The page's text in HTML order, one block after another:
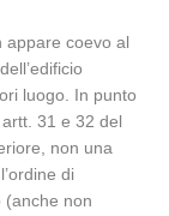
appare coevo al
luogo. In punto
31 e 32 del
non una
di
(anche non